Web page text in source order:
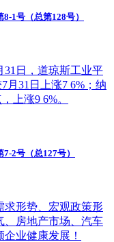
1号（总第128号）
31日，道琼斯工业平
月31日上涨7 6%；纳
上涨9 6%。
2号（总127号）
求形势、宏观政策形
、房地产市场、汽车
业健康发展！